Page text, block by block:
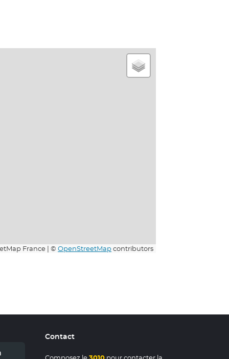
France | ©OpenStreetMap contributors
Contact
Composez le3010pour contacter la